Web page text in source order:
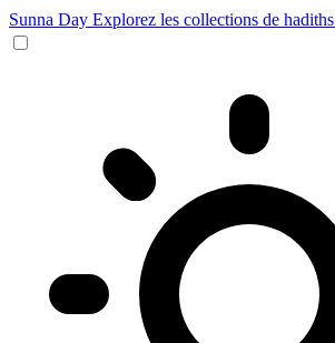
Sunna Day Explorez les collections de hadiths